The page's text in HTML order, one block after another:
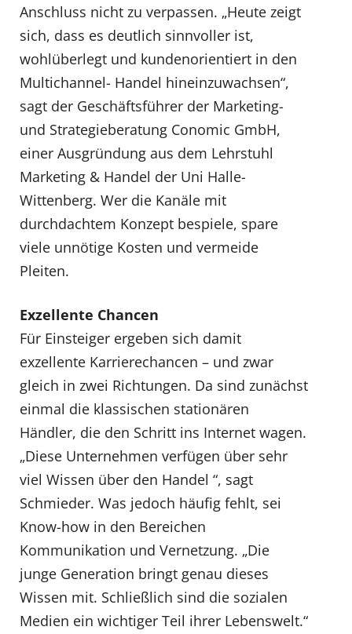
Anschluss nicht zu verpassen. „Heute zeigt
sich, dass es deutlich sinnvoller ist,
wohlüberlegt und kundenorientiert in den
Multichannel- Handel hineinzuwachsen“,
sagt der Geschäftsführer der Marketing-
und Strategieberatung Conomic GmbH,
einer Ausgründung aus dem Lehrstuhl
Marketing & Handel der Uni Halle-
Wittenberg. Wer die Kanäle mit
durchdachtem Konzept bespiele, spare
viele unnötige Kosten und vermeide
Pleiten.
Exzellente Chancen
Für Einsteiger ergeben sich damit
exzellente Karrierechancen – und zwar
gleich in zwei Richtungen. Da sind zunächst
einmal die klassischen stationären
Händler, die den Schritt ins Internet wagen.
„Diese Unternehmen verfügen über sehr
viel Wissen über den Handel “, sagt
Schmieder. Was jedoch häufig fehlt, sei
Know-how in den Bereichen
Kommunikation und Vernetzung. „Die
junge Generation bringt genau dieses
Wissen mit. Schließlich sind die sozialen
Medien ein wichtiger Teil ihrer Lebenswelt.“